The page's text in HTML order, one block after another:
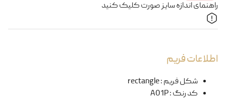
راهنمای اندازه سایز صورت کلیک کنید
اطلاعات فریم
شکل فریم:
rectangle
کد رنگ:
A01P